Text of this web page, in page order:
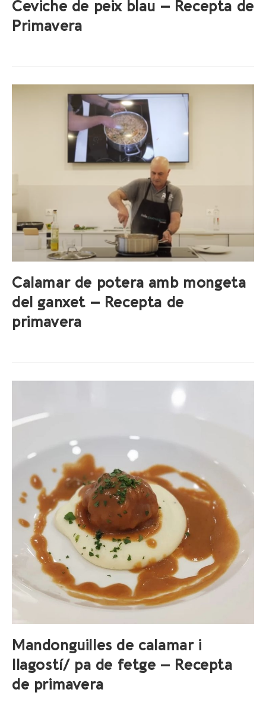
Ceviche de peix blau – Recepta de
Primavera
Calamar de potera amb mongeta
del ganxet – Recepta de
primavera
Mandonguilles de calamar i
llagostí/ pa de fetge – Recepta
de primavera